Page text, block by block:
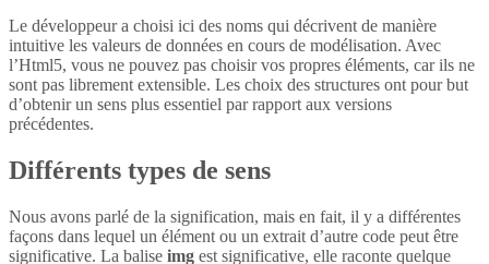
Le développeur a choisi ici des noms qui décrivent de manière
intuitive les valeurs de données en cours de modélisation. Avec
l’Html5, vous ne pouvez pas choisir vos propres éléments, car ils ne
sont pas librement extensible. Les choix des structures ont pour but
d’obtenir un sens plus essentiel par rapport aux versions
précédentes.
Différents types de sens
Nous avons parlé de la signification, mais en fait, il y a différentes
façons dans lequel un élément ou un extrait d’autre code peut être
significative. La balise img est significative, elle raconte quelque